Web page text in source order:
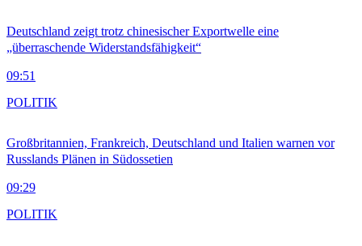
Deutschland zeigt trotz chinesischer Exportwelle eine
„überraschende Widerstandsfähigkeit“
09:51
Großbritannien, Frankreich, Deutschland und Italien warnen vor
Russlands Plänen in Südossetien
09:29
POLITIK
POLITIK